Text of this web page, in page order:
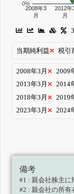
2008年3
月
2012年
月
0%
3
当期純利益 税引
2008年3月 2009
2013年3月
2014
2018年3月
2019
2023年3月
2024
備考
#1 : 親会社株主に
#2 : 親会社の所有